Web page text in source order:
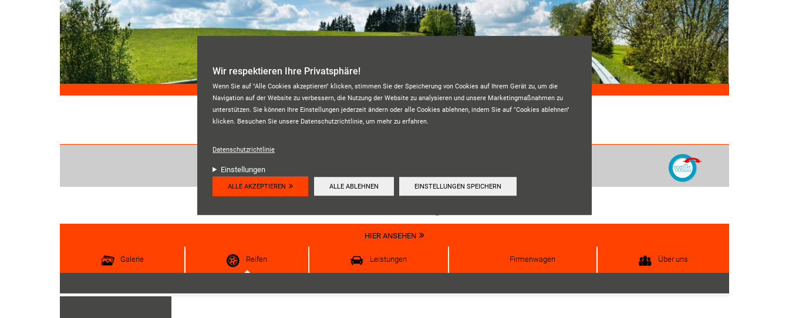
Wir respektieren Ihre Privatsphäre!
Wenn Sie auf "Alle Cookies akzeptieren" klicken, stimmen Sie der Speicherung von Cookies auf Ihrem Gerät zu, um die
Navigation auf der Website zu verbessern, die Nutzung der Website zu analysieren und unsere Marketingmaßnahmen zu
unterstützen. Sie können Ihre Einstellungen jederzeit ändern oder alle Cookies ablehnen, indem Sie auf "Cookies ablehnen"
klicken. Besuchen Sie unsere Datenschutzrichtlinie, um mehr zu erfahren.
Datenschutzrichtlinie
Einstellungen
ALLE AKZEPTIEREN ALLE ABLEHNEN EINSTELLUNGEN SPEICHERN
Unsere Kundenbewertungen:
HIER ANSEHEN
Galerie Reifen Leistungen Firmenwagen Über uns